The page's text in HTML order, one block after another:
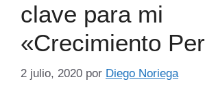
clave para mi
«Crecimiento
2 julio, 2020 por Diego Noriega